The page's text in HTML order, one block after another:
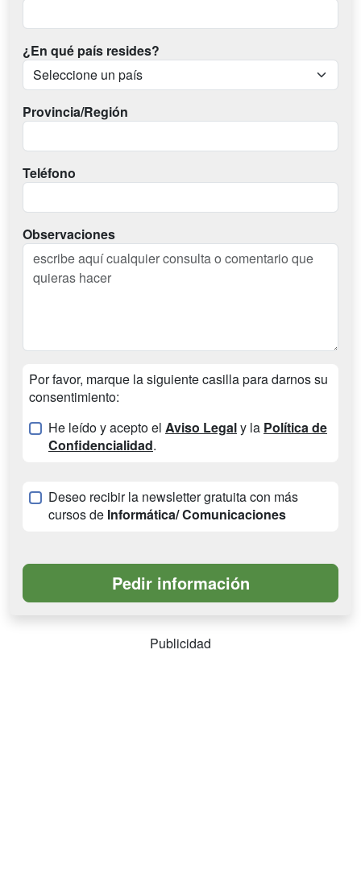
¿En qué país resides?
Provincia/Región
Teléfono
Observaciones
Por favor, marque la siguiente casilla para darnos su
consentimiento:
He leído y acepto el Aviso Legaly la Política de
Confidencialidad.
Deseo recibir la newsletter gratuita con más
cursos de Informática/ Comunicaciones
Publicidad